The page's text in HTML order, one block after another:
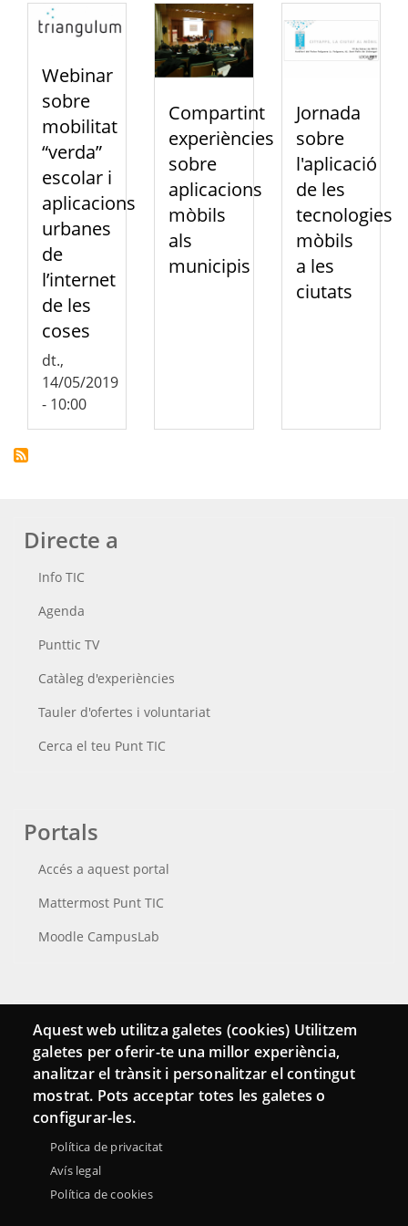
Webinar
sobre
mobilitat
“verda”
escolar i
aplicacions
urbanes
de
l’internet
de les
coses
dt.,
14/05/2019
- 10:00
Compartint
experiències
sobre
aplicacions
mòbils
als
municipis
Jornada
sobre
l'aplicació
de les
tecnologies
mòbils
a les
ciutats
Directe a
Info TIC
Agenda
Punttic TV
Catàleg d'experiències
Tauler d'ofertes i voluntariat
Cerca el teu Punt TIC
Portals
Accés a aquest portal
Mattermost Punt TIC
Moodle CampusLab
Connecta
Bustia de contacte
Butlletins
Aquest web utilitza galetes (cookies) Utilitzem
galetes per oferir-te una millor experiència,
analitzar el trànsit i personalitzar el contingut
mostrat. Pots acceptar totes les galetes o
configurar-les.
Política de privacitat
Avís legal
Política de cookies